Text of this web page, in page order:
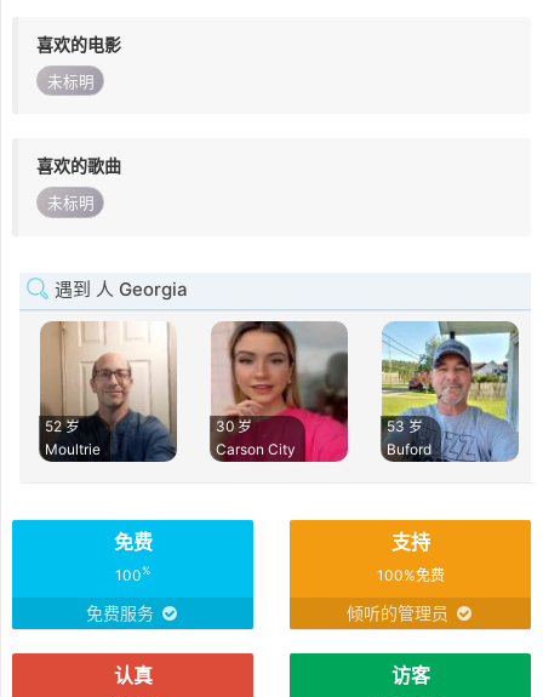
喜欢的电影
未标明
喜欢的歌曲
未标明
遇到 人 Georgia
52 岁
Moultrie
30 岁
Carson City
53 岁
Buford
免费
100%
免费服务
支持
100%免费
倾听的管理员
认真 访客